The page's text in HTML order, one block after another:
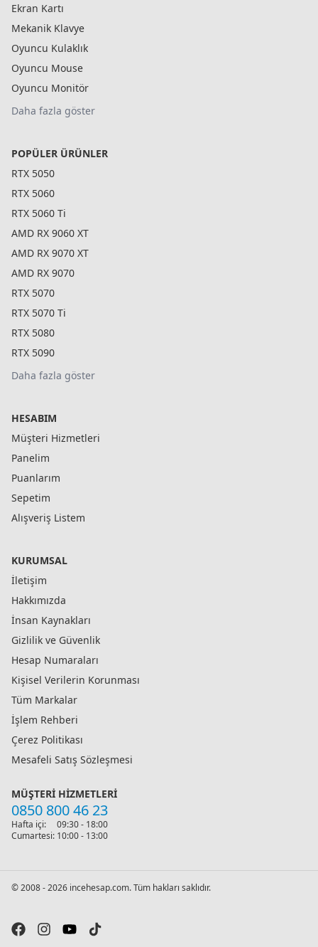
Ekran Kartı
Mekanik Klavye
Oyuncu Kulaklık
Oyuncu Mouse
Oyuncu Monitör
Daha fazla göster
POPÜLER ÜRÜNLER
RTX 5050
RTX 5060
RTX 5060 Ti
AMD RX 9060 XT
AMD RX 9070 XT
AMD RX 9070
RTX 5070
RTX 5070 Ti
RTX 5080
RTX 5090
Daha fazla göster
HESABIM
Müşteri Hizmetleri
Panelim
Puanlarım
Sepetim
Alışveriş Listem
KURUMSAL
İletişim
Hakkımızda
İnsan Kaynakları
Gizlilik ve Güvenlik
Hesap Numaraları
Kişisel Verilerin Korunması
Tüm Markalar
İşlem Rehberi
Çerez Politikası
Mesafeli Satış Sözleşmesi
MÜŞTERI HIZMETLERI
0850 800 46 23
Hafta içi:
09:30 - 18:00
Cumartesi: 10:00 - 13:00
© 2008 - 2026 incehesap.com. Tüm hakları saklıdır.